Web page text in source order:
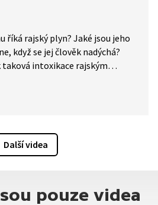
říká rajský plyn? Jaké jsou jeho
když se jej člověk nadýchá?
taková intoxikace rajským
Další videa
pouze videa